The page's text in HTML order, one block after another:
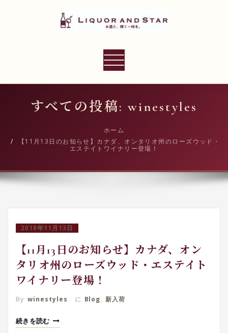
プ
LIQUOR AND STAR
ナ
ー
ョ
ン
り
すべての投稿: winestyles
ホーム
【11月13日のお知らせ】カナダ、オンタリオ州のローズウッド・
エステイトワイナリー登場！
2018年11月13日
【11月13日のお知らせ】カナダ、オン
タリオ州のローズウッド・エステイト
ワイナリー登場！
By winestyles に Blog, 新入荷
続きを読む